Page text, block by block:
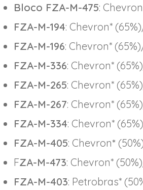
Bloco FZA-M-475:
FZA-M-194: Chevron*
FZA-M-196: Chevron*
FZA-M-336: Chevron*
FZA-M-265: Chevron*
FZA-M-267: Chevron*
FZA-M-334: Chevron*
FZA-M-405: Chevron*
FZA-M-473: Chevron*
FZA-M-403: Petrobras*